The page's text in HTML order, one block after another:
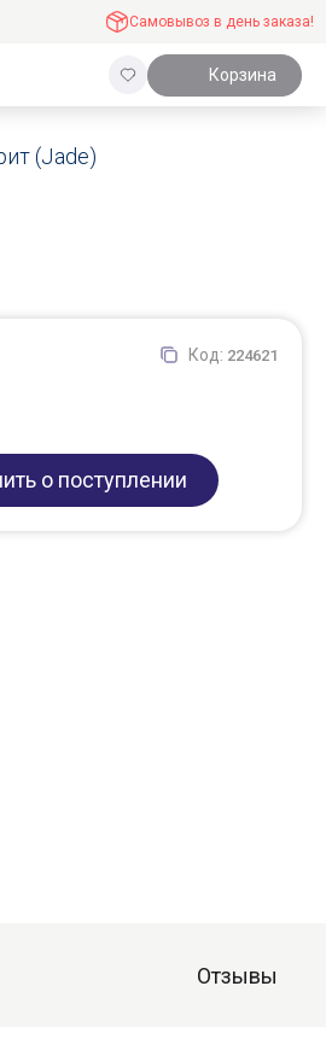
Самовывоз в день заказа!
Корзина
(Jade)
Код: 224621
о поступлении
Отзывы